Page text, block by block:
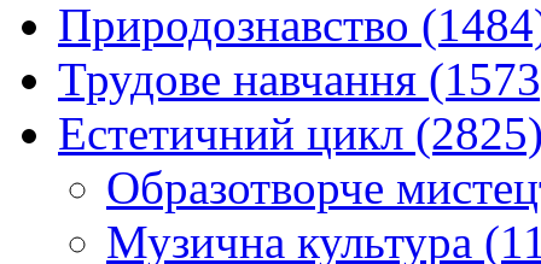
Природознавство
Трудове навчання
Естетичний цикл
Образотворче
Музична культура